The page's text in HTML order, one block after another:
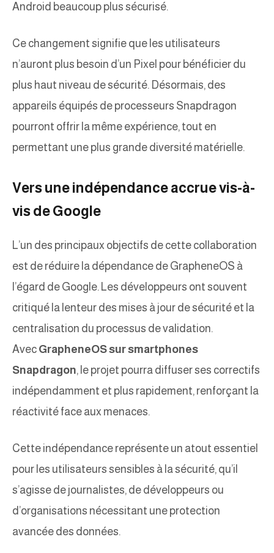
Android beaucoup plus sécurisé.
Ce changement signifie que les utilisateurs
n’auront plus besoin d’un Pixel pour bénéficier du
plus haut niveau de sécurité. Désormais, des
appareils équipés de processeurs Snapdragon
pourront offrir la même expérience, tout en
permettant une plus grande diversité matérielle.
Vers une indépendance accrue vis-à-
vis de Google
L’un des principaux objectifs de cette collaboration
est de réduire la dépendance de GrapheneOS à
l’égard de Google. Les développeurs ont souvent
critiqué la lenteur des mises à jour de sécurité et la
centralisation du processus de validation.
Avec GrapheneOS sur smartphones
Snapdragon, le projet pourra diffuser ses correctifs
indépendamment et plus rapidement, renforçant la
réactivité face aux menaces.
Cette indépendance représente un atout essentiel
pour les utilisateurs sensibles à la sécurité, qu’il
s’agisse de journalistes, de développeurs ou
d’organisations nécessitant une protection
avancée des données.